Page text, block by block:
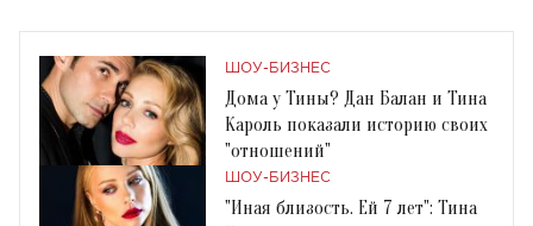
ШОУ-БИЗНЕС
Дома у Тины? Дан Балан и Тина
Кароль показали историю своих
"отношений"
ШОУ-БИЗНЕС
"Иная близость. Ей 7 лет": Тина